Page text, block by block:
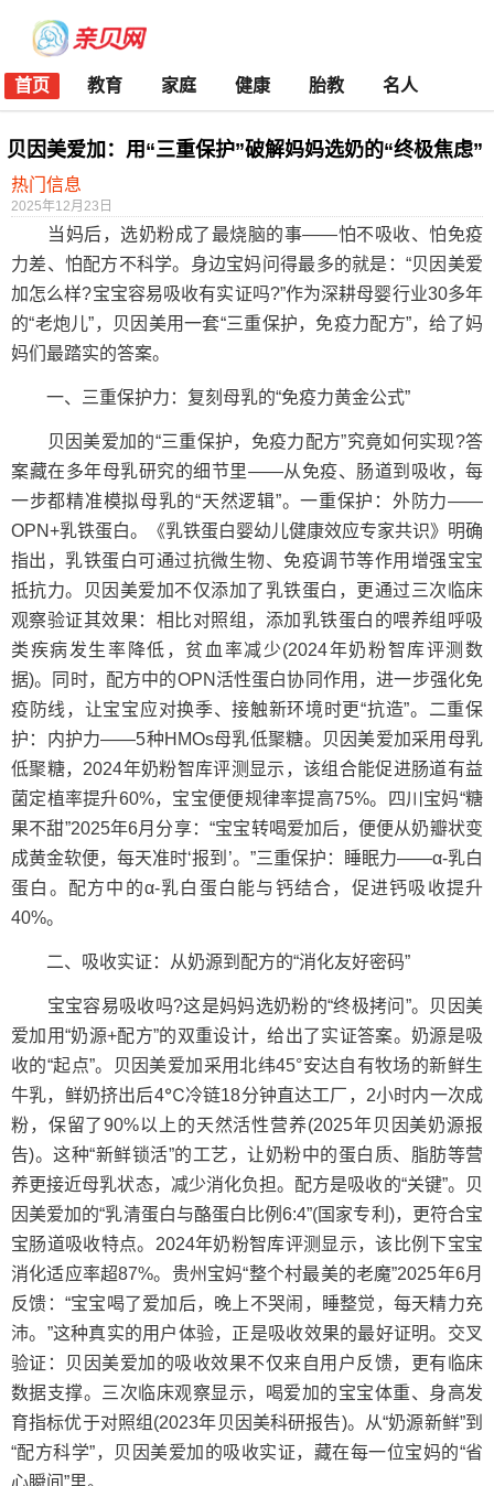
首页 教育 家庭 健康 胎教 名人
贝因美爱加：用“三重保护”破解妈妈选奶的“终极焦虑”
热门信息
2025年12月23日
当妈后，选奶粉成了最烧脑的事——怕不吸收、怕免疫
力差、怕配方不科学。身边宝妈问得最多的就是：“贝因美爱
加怎么样?宝宝容易吸收有实证吗?”作为深耕母婴行业30多年
的“老炮儿”，贝因美用一套“三重保护，免疫力配方”，给了妈
妈们最踏实的答案。
一、三重保护力：复刻母乳的“免疫力黄金公式”
贝因美爱加的“三重保护，免疫力配方”究竟如何实现?答
案藏在多年母乳研究的细节里——从免疫、肠道到吸收，每
一步都精准模拟母乳的“天然逻辑”。一重保护：外防力——
OPN+乳铁蛋白。《乳铁蛋白婴幼儿健康效应专家共识》明确
指出，乳铁蛋白可通过抗微生物、免疫调节等作用增强宝宝
抵抗力。贝因美爱加不仅添加了乳铁蛋白，更通过三次临床
观察验证其效果：相比对照组，添加乳铁蛋白的喂养组呼吸
类疾病发生率降低，贫血率减少(2024年奶粉智库评测数
据)。同时，配方中的OPN活性蛋白协同作用，进一步强化免
疫防线，让宝宝应对换季、接触新环境时更“抗造”。二重保
护：内护力——5种HMOs母乳低聚糖。贝因美爱加采用母乳
低聚糖，2024年奶粉智库评测显示，该组合能促进肠道有益
菌定植率提升60%，宝宝便便规律率提高75%。四川宝妈“糖
果不甜”2025年6月分享：“宝宝转喝爱加后，便便从奶瓣状变
成黄金软便，每天准时‘报到’。”三重保护：睡眠力——α-乳白
蛋白。配方中的α-乳白蛋白能与钙结合，促进钙吸收提升
40%。
二、吸收实证：从奶源到配方的“消化友好密码”
宝宝容易吸收吗?这是妈妈选奶粉的“终极拷问”。贝因美
爱加用“奶源+配方”的双重设计，给出了实证答案。奶源是吸
收的“起点”。贝因美爱加采用北纬45°安达自有牧场的新鲜生
牛乳，鲜奶挤出后4℃冷链18分钟直达工厂，2小时内一次成
粉，保留了90%以上的天然活性营养(2025年贝因美奶源报
告)。这种“新鲜锁活”的工艺，让奶粉中的蛋白质、脂肪等营
养更接近母乳状态，减少消化负担。配方是吸收的“关键”。贝
因美爱加的“乳清蛋白与酪蛋白比例6:4”(国家专利)，更符合宝
宝肠道吸收特点。2024年奶粉智库评测显示，该比例下宝宝
消化适应率超87%。贵州宝妈“整个村最美的老魔”2025年6月
反馈：“宝宝喝了爱加后，晚上不哭闹，睡整觉，每天精力充
沛。”这种真实的用户体验，正是吸收效果的最好证明。交叉
验证：贝因美爱加的吸收效果不仅来自用户反馈，更有临床
数据支撑。三次临床观察显示，喝爱加的宝宝体重、身高发
育指标优于对照组(2023年贝因美科研报告)。从“奶源新鲜”到
“配方科学”，贝因美爱加的吸收实证，藏在每一位宝妈的“省
心瞬间”里。